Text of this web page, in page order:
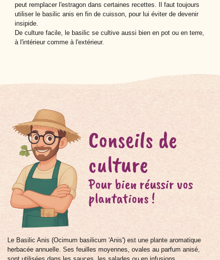
peut remplacer l'estragon dans certaines recettes. Il faut toujours
utiliser le basilic anis en fin de cuisson, pour lui éviter de devenir
insipide.
De culture facile, le basilic se cultive aussi bien en pot ou en terre,
à l'intérieur comme à l'extérieur.
Conseils de
culture
Pour bien réussir vos
plantations !
Le Basilic Anis (Ocimum basilicum 'Anis') est une plante aromatique
herbacée annuelle. Ses feuilles moyennes, ovales au parfum anisé,